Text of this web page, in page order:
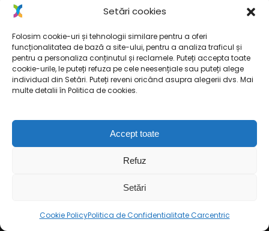
Setări cookies
Folosim cookie-uri și tehnologii similare pentru a oferi
funcționalitatea de bază a site-ului, pentru a analiza traficul și
pentru a personaliza conținutul și reclamele. Puteți accepta toate
cookie-urile, le puteți refuza pe cele neesențiale sau puteți alege
individual din Setări. Puteți reveni oricând asupra alegerii dvs. Mai
multe detalii în Politica de cookies.
Accept toate
Refuz
Setări
Cookie PolicyPolitica de Confidentialitate Carcentric
acestuia un raspuns personalizat si redactat
Orice reclamatie a Clientului va fi transmisa la
adresa de e-mail:office@car-centric.rosau la
adresa de corespondenta postala: Bucuresti,
calitatea serviciilor prestatate de catre Furnizorii
CARCENTRIC vor fi transmise de catre
CARCENTRIC respectivului Furnizor care va avea
lucratoare de la data primirii reclamatiei.
primita, CARCENTRIC isi rezerva dreptul de a nu o